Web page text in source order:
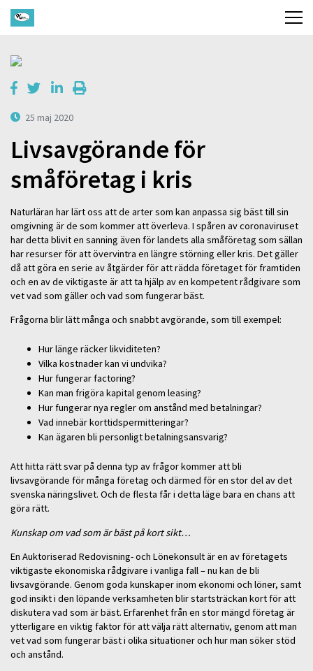
25 maj 2020
Livsavgörande för
småföretag i kris
Naturläran har lärt oss att de arter som kan anpassa sig bäst till sin
omgivning är de som kommer att överleva. I spåren av coronaviruset
har detta blivit en sanning även för landets alla småföretag som sällan
har resurser för att övervintra en längre störning eller kris. Det gäller
då att göra en serie av åtgärder för att rädda företaget för framtiden
och en av de viktigaste är att ta hjälp av en kompetent rådgivare som
vet vad som gäller och vad som fungerar bäst.
Frågorna blir lätt många och snabbt avgörande, som till exempel:
Hur länge räcker likviditeten?
Vilka kostnader kan vi undvika?
Hur fungerar factoring?
Kan man frigöra kapital genom leasing?
Hur fungerar nya regler om anstånd med betalningar?
Vad innebär korttidspermitteringar?
Kan ägaren bli personligt betalningsansvarig?
Att hitta rätt svar på denna typ av frågor kommer att bli
livsavgörande för många företag och därmed för en stor del av det
svenska näringslivet. Och de flesta får i detta läge bara en chans att
göra rätt.
Kunskap om vad som är bäst på kort sikt…
En Auktoriserad Redovisning- och Lönekonsult är en av företagets
viktigaste ekonomiska rådgivare i vanliga fall – nu kan de bli
livsavgörande. Genom goda kunskaper inom ekonomi och löner, samt
god insikt i den löpande verksamheten blir startsträckan kort för att
diskutera vad som är bäst. Erfarenhet från en stor mängd företag är
ytterligare en viktig faktor för att välja rätt alternativ, genom att man
vet vad som fungerar bäst i olika situationer och hur man söker stöd
och anstånd.